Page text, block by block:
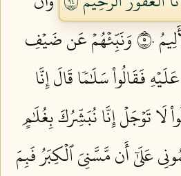
٥٠
وَنَبِّئۡهُمۡ عَن ضَيۡفِ
فَقَالُواْ سَلَٰمٗا قَالَ إِنَّا
لَا تَوۡجَلۡ إِنَّا نُبَشِّرُكَ بِغُلَٰمٍ
عَلَىٰٓ أَن مَّسَّنِيَ ٱلۡكِبَرُ فَبِمَ